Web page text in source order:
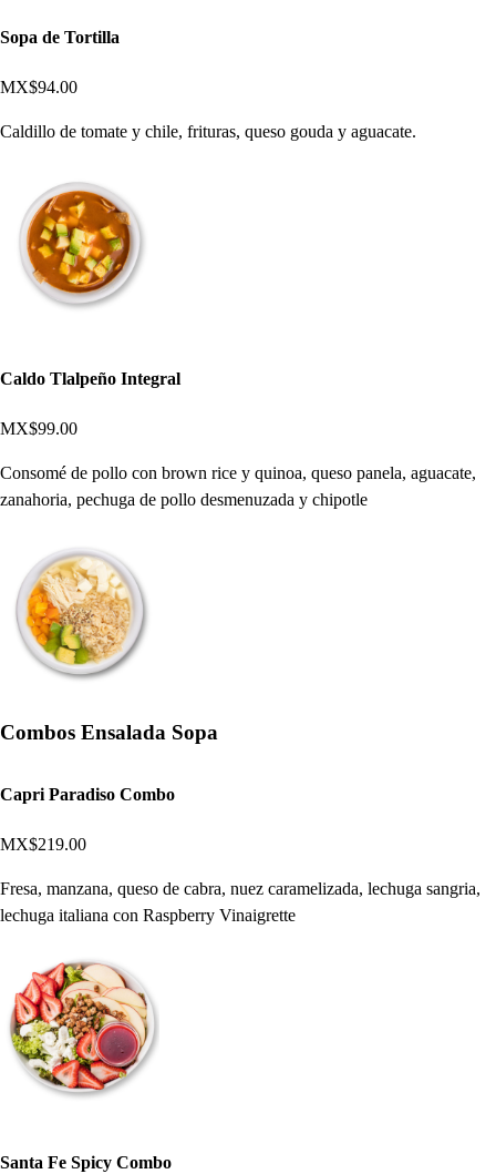
Sopa de Tortilla
MX$94.00
Caldillo de tomate y chile, frituras, queso gouda y aguacate.
Caldo Tlalpeño Integral
MX$99.00
Consomé de pollo con brown rice y quinoa, queso panela, aguacate,
zanahoria, pechuga de pollo desmenuzada y chipotle
Combos Ensalada Sopa
Capri Paradiso Combo
MX$219.00
Fresa, manzana, queso de cabra, nuez caramelizada, lechuga sangria,
lechuga italiana con Raspberry Vinaigrette
Santa Fe Spicy Combo